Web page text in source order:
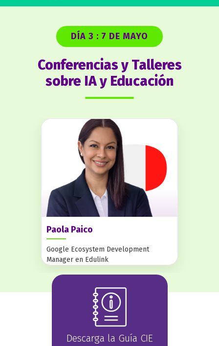
DÍA 3 : 7 DE MAYO
Conferencias y Talleres
sobre IA y Educación
Paola Paico
Google Ecosystem Development
Manager en Edulink
Descarga la Guía CIE